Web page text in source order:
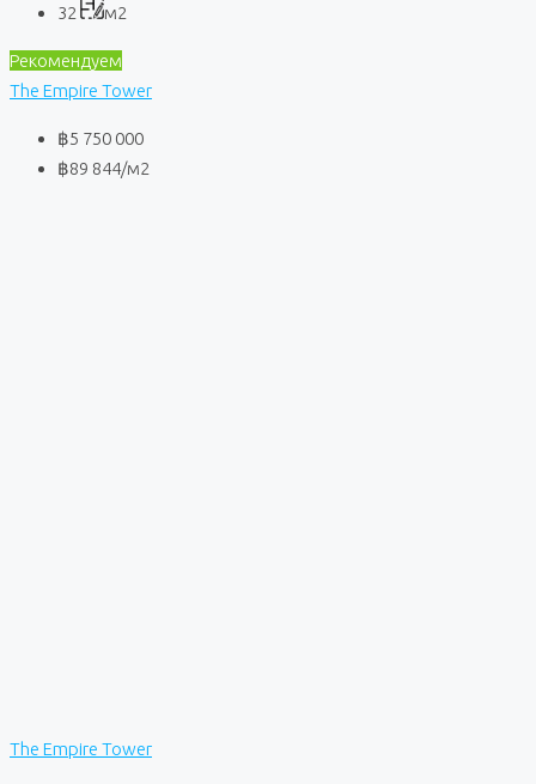
32
м2
Рекомендуем
The Empire Tower
฿5 750 000
฿89 844/м2
The Empire Tower